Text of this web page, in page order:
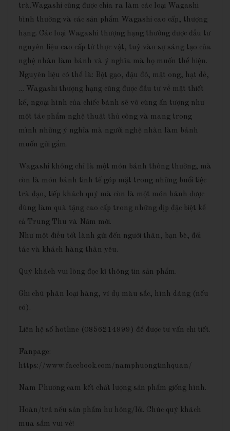
trà.Wagashi cũng được chia ra làm các loại Wagashi
bình thường và các sản phẩm Wagashi cao cấp, thượng
hạng. Các loại Wagashi thượng hạng thường được đầu tư
nguyên liệu cao cấp từ thực vật, tuỳ vào sự sáng tạo của
nghệ nhân làm bánh và ý nghĩa mà họ muốn thể hiện.
Nguyên liệu có thể là: Bột gạo, đậu đỏ, mật ong, hạt dẻ,
… Wagashi thượng hạng cũng được đầu tư về mặt thiết
kế, ngoại hình của chiếc bánh sẽ vô cùng ấn tượng như
một tác phẩm nghệ thuật thủ công và mang trong
mình những ý nghĩa mà người nghệ nhân làm bánh
muốn gửi gắm.
Wagashi không chỉ là một món bánh thông thường, mà
còn là món bánh tinh tế góp mặt trong những buổi tiệc
trà đạo, tiếp khách quý mà còn là một món bánh được
dùng làm quà tặng cao cấp trong những dịp đặc biệt kể
cả Trung Thu và Năm mới.
Như một điều tốt lành gửi đến người thân, bạn bè, đối
tác và khách hàng thân yêu.
Quý khách vui lòng đọc kĩ thông tin sản phẩm.
Ghi chú phân loại hàng, ví dụ màu sắc, hình dáng (nếu
có).
Liên hệ số hotline (0856214999) để được tư vấn chi tiết.
Fanpage:
https://www.facebook.com/namphuongtinhquan/
Nam Phương cam kết chất lượng sản phẩm giống hình.
Hoàn/trả nếu sản phẩm hư hỏng/lỗi. Chúc quý khách
mua sắm vui vẻ!